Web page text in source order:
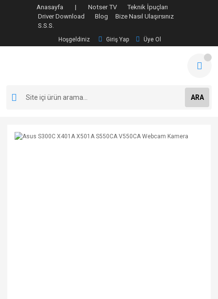
Anasayfa | Notser TV
Teknik İpuçları
Driver Download
Blog
Bize Nasıl Ulaşırsınız
S.S.S.
Hoşgeldiniz Giriş Yap Üye Ol
ARA